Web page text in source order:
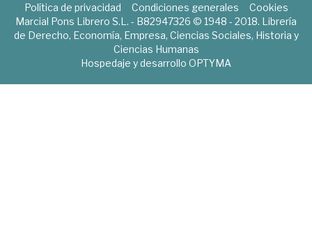
Política de privacidad Condiciones generales
Cookies
Marcial Pons Librero S.L. - B82947326 © 1948 - 2018. Librería
de Derecho, Economía, Empresa, Ciencias Sociales, Historia y
Ciencias Humanas
Hospedaje y desarrollo OPTYMA